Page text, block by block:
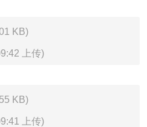
KB)
上传)
KB)
上传)